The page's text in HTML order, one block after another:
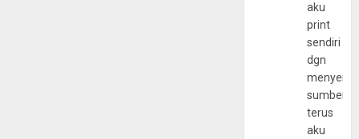
aku
print
sendiri
dgn
sumber
terus
aku